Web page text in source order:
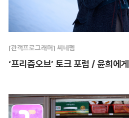
[관객프로그래머] 씨네펨
‘프리즘오브’ 토크 포럼 / 윤희에게